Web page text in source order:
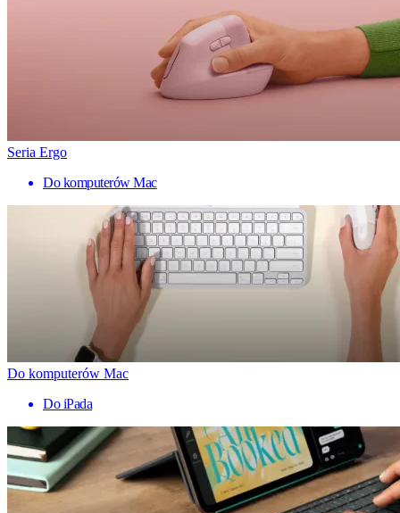
Seria Ergo
Do komputerów Mac
Do komputerów Mac
Do iPada